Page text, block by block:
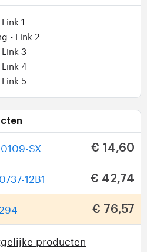
1
- Link 2
3
4
5
SX € 14,60
12B1 € 42,74
€ 76,57
producten